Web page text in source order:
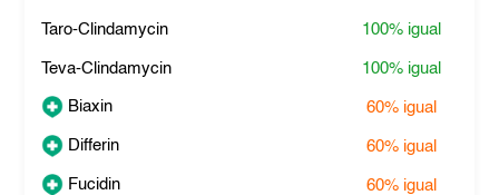
Taro-Clindamycin 100% igual
Teva-Clindamycin 100% igual
Biaxin 60% igual
Differin 60% igual
Fucidin 60% igual